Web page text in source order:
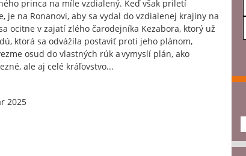
princa na míle vzdialený. Keď však priletí
je na Ronanovi, aby sa vydal do vzdialenej krajiny na
ocitne v zajatí zlého čarodejníka Kezabora, ktorý už
ktorá sa odvážila postaviť proti jeho plánom,
osud do vlastných rúk a vymyslí plán, ako
ale aj celé kráľovstvo...
2025